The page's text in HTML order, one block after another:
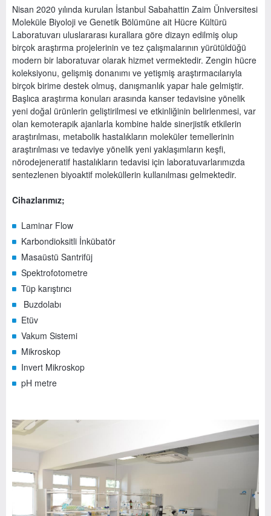
Nisan 2020 yılında kurulan İstanbul Sabahattin Zaim Üniversitesi
Moleküle Biyoloji ve Genetik Bölümüne ait Hücre Kültürü
Laboratuvarı uluslararası kurallara göre dizayn edilmiş olup
birçok araştırma projelerinin ve tez çalışmalarının yürütüldüğü
modern bir laboratuvar olarak hizmet vermektedir. Zengin hücre
koleksiyonu, gelişmiş donanımı ve yetişmiş araştırmacılarıyla
birçok birime destek olmuş, danışmanlık yapar hale gelmiştir.
Başlıca araştırma konuları arasında kanser tedavisine yönelik
yeni doğal ürünlerin geliştirilmesi ve etkinliğinin belirlenmesi, var
olan kemoterapik ajanlarla kombine halde sinerjistik etkilerin
araştırılması, metabolik hastalıkların moleküler temellerinin
araştırılması ve tedaviye yönelik yeni yaklaşımların keşfi,
nörodejeneratif hastalıkların tedavisi için laboratuvarlarımızda
sentezlenen biyoaktif moleküllerin kullanılması gelmektedir.
Cihazlarımız;
Laminar Flow
Karbondioksitli İnkübatör
Masaüstü Santrifüj
Spektrofotometre
Tüp karıştırıcı
Buzdolabı
Etüv
Vakum Sistemi
Mikroskop
Invert Mikroskop
pH metre